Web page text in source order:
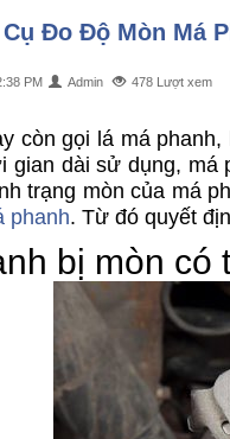
Đo Độ Mòn Má
PM Admin 478 Lượt xem
còn gọi lá má
gian dài sử dụng, má
trạng mòn của má
phanh. Từ đó quyết
bị mòn có